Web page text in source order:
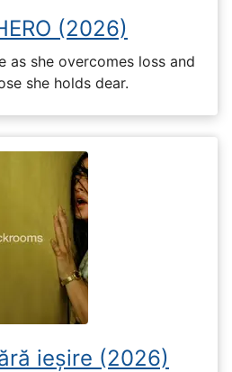
(2026)
as she overcomes loss and
she holds dear.
ieșire (2026)